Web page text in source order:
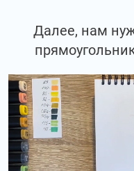
Далее, нам